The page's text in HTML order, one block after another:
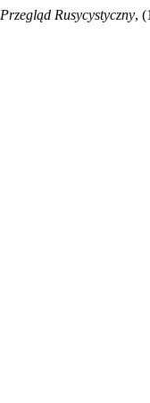
Przegląd Rusycystyczny,